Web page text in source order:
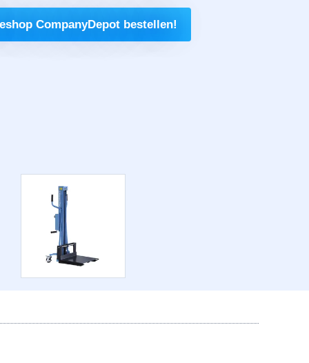
CompanyDepot bestellen!